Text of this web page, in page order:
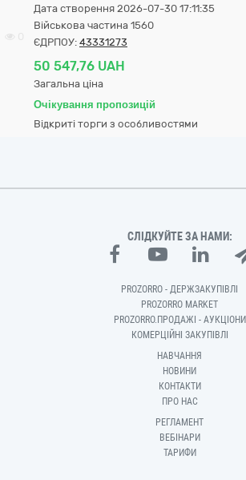
Дата створення 2026-07-30 17:11:35
Військова частина 1560
ЄДРПОУ: 43331273
50 547,76 UAH
Загальна ціна
Очікування пропозицій
Відкриті торги з особливостями
СЛІДКУЙТЕ ЗА НАМИ:
PROZORRO - ДЕРЖЗАКУПІВЛІ
PROZORRO MARKET
PROZORRO.ПРОДАЖІ - АУКЦІОНИ
КОМЕРЦІЙНІ ЗАКУПІВЛІ
НАВЧАННЯ
НОВИНИ
КОНТАКТИ
ПРО НАС
РЕГЛАМЕНТ
ВЕБІНАРИ
ТАРИФИ